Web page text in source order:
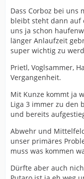
Dass Corboz bei
bleibt steht dann auf
uns ja schon
länger Anlaufzeit
super wichtig zu
Prietl, Voglsammer,
Vergangenheit.
Mit Kunze kommt ja
Liga 3 immer zu den
und bereits
Abwehr und
unser primäres
muss was kommen
Dürfte aber auch